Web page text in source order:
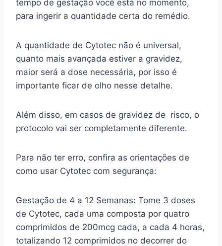
tempo de gestação você está no momento,
para ingerir a quantidade certa do remédio.
A quantidade de Cytotec não é universal,
quanto mais avançada estiver a gravidez,
maior será a dose necessária, por isso é
importante ficar de olho nesse detalhe.
Além disso, em casos de gravidez de risco, o
protocolo vai ser completamente diferente.
Para não ter erro, confira as orientações de
como usar Cytotec com segurança:
Gestação de 4 a 12 Semanas: Tome 3 doses
de Cytotec, cada uma composta por quatro
comprimidos de 200mcg cada, a cada 4 horas,
totalizando 12 comprimidos no decorrer do